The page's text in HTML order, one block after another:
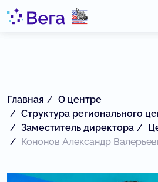
Главная
О центре
Структура регионального
Заместитель директора
Кононов Александр